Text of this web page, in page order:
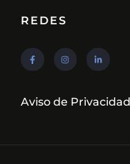
REDES
Aviso de Privacidad